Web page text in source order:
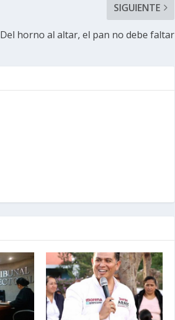
SIGUIENTE
Del horno al altar, el pan no debe faltar